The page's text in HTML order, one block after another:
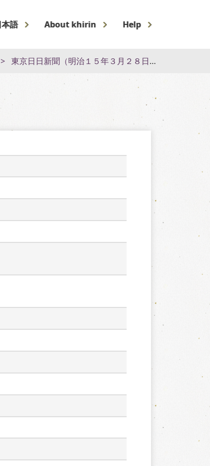
本語 About khirin Help
東京日日新聞（明治１５年３月２８日）